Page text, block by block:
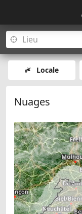
Locale
Nuages